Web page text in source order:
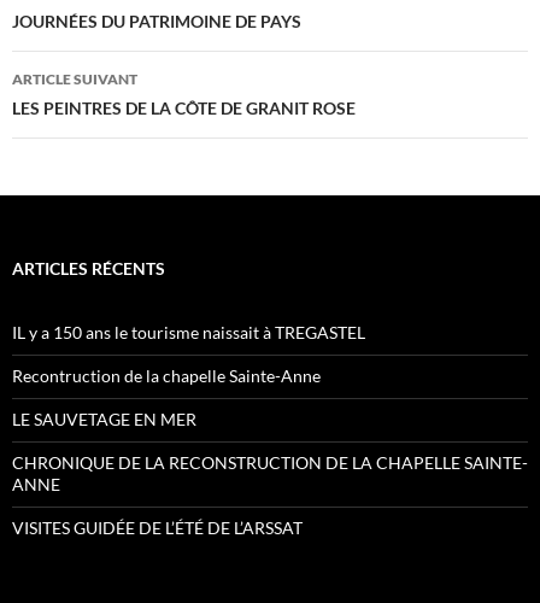
des
articles
JOURNÉES DU PATRIMOINE DE PAYS
ARTICLE SUIVANT
LES PEINTRES DE LA CÔTE DE GRANIT ROSE
ARTICLES RÉCENTS
IL y a 150 ans le tourisme naissait à TREGASTEL
Recontruction de la chapelle Sainte-Anne
LE SAUVETAGE EN MER
CHRONIQUE DE LA RECONSTRUCTION DE LA CHAPELLE SAINTE-
ANNE
VISITES GUIDÉE DE L’ÉTÉ DE L’ARSSAT